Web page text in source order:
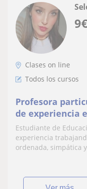
9
Clases on line
Todos los cursos
Profesora
de experiencia
Métodos de
exámenes.
Estudiante de
experiencia
ordenada, simpática